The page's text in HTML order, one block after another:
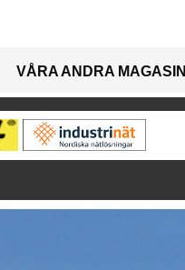
VÅRA ANDRA MAGASIN